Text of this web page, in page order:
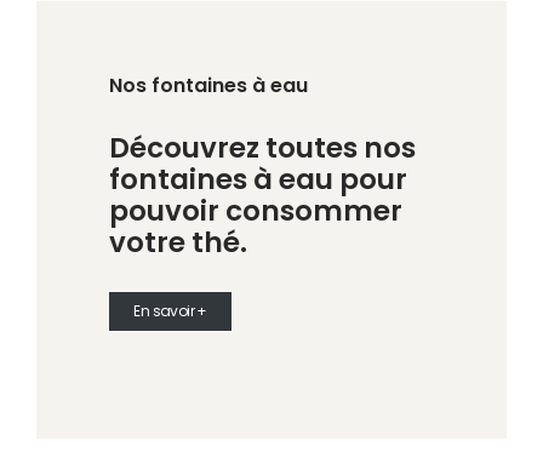
Nos fontaines à eau
Découvrez toutes nos
fontaines à eau pour
pouvoir consommer
votre thé.
En savoir +